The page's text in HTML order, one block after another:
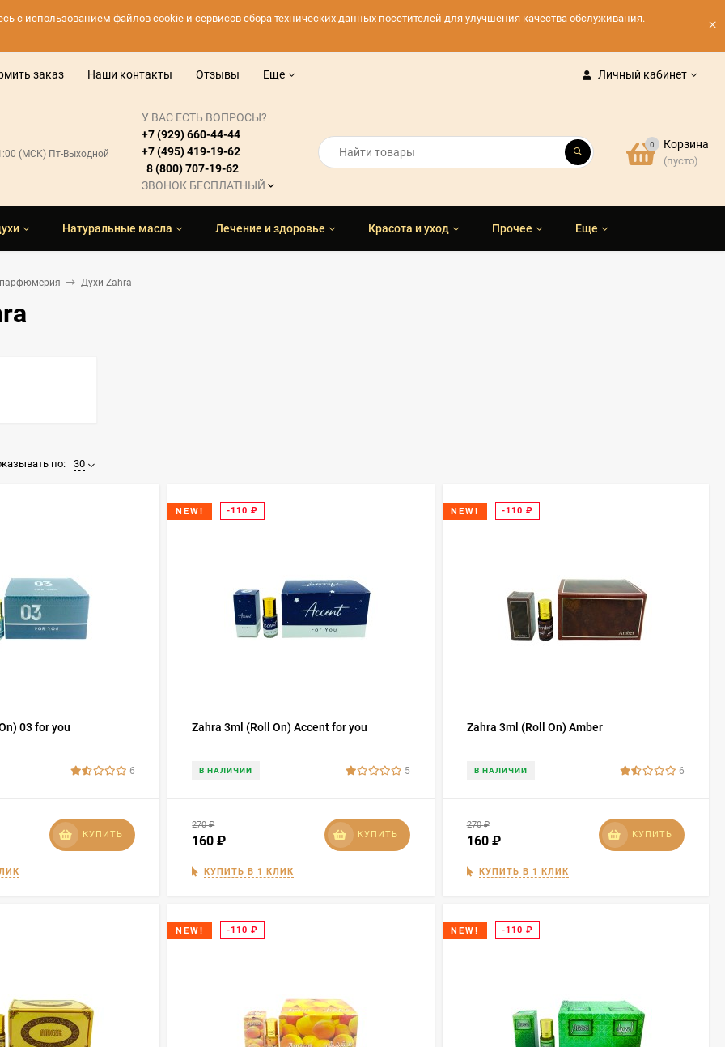
с использованием файлов cookie и сервисов сбора технических данных посетителей для улучшения качества обслуживания.
×
Личный кабинет
заказ Наши контакты Отзывы Еще
(МСК) Пт-Выходной
У ВАС ЕСТЬ ВОПРОСЫ?
+7 (929) 660-44-44
+7 (495) 419-19-62
8 (800) 707-19-62
ЗВОНОК БЕСПЛАТНЫЙ
0 Корзина
(пусто)
Натуральные масла Лечение и здоровье Красота и уход Прочее Еще
Духи Zahra
по: 30
03 for you
6
КУПИТЬ
NEW! -110₽
Zahra 3ml (Roll On) Accent for you
В НАЛИЧИИ 5
270₽
160₽ КУПИТЬ
КУПИТЬ В 1 КЛИК
NEW! -110 ₽
Zahra 3ml (Roll On) Amber
В НАЛИЧИИ 6
270₽
160 ₽ КУПИТЬ
КУПИТЬ В 1 КЛИК
NEW! -110₽ NEW! -110 ₽